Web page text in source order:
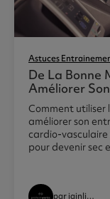
Astuces
De La Bonne
Améliorer
Comment utiliser
améliorer son
cardio-
pour devenir sec
par iainlindsay